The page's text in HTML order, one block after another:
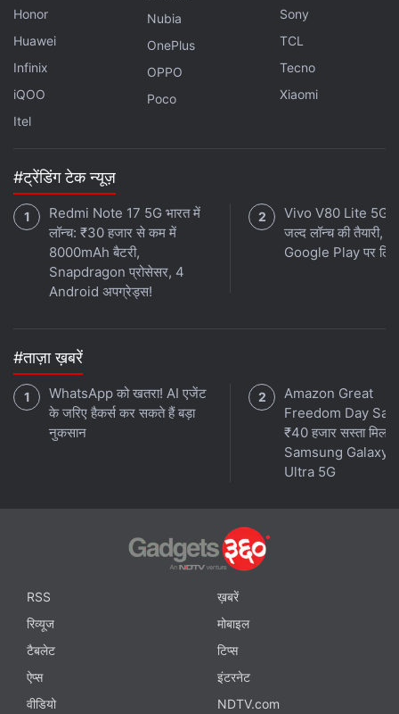
Honor
Huawei
Infinix
iQOO
Itel
Nubia
OnePlus
OPPO
Poco
Sony
TCL
Tecno
Xiaomi
#ट्रेंडिंग टेक न्यूज़
Redmi Note 17 5G भारत में
लॉन्च: ₹30 हजार से कम में
8000mAh बैटरी,
Snapdragon प्रोसेसर, 4
Android अपग्रेड्स!
Vivo V80 Lite 5G
जल्द लॉन्च की तैयारी,
Google Play पर
#ताज़ा ख़बरें
WhatsApp को खतरा! AI एजेंट
के जरिए हैकर्स कर सकते हैं बड़ा
नुकसान
Amazon Great
Freedom Day
₹40 हजार सस्ता मिल
Samsung Galaxy
Ultra 5G
RSS
ख़बरें
रिव्यूज
मोबाइल
टैबलेट
टिप्स
ऐप्स
इंटरनेट
वीडियो
NDTV.com